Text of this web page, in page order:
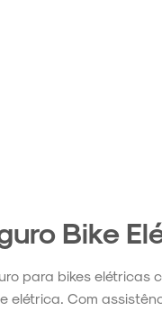
Bike
para bikes elétricas
elétrica. Com